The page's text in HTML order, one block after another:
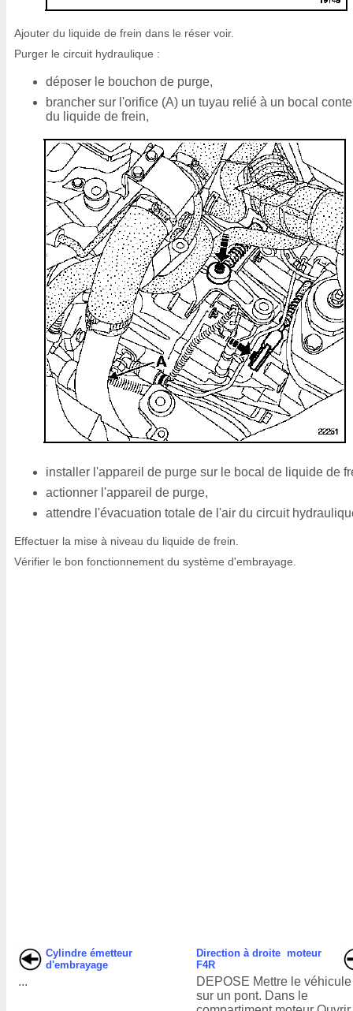
Ajouter du liquide de frein dans le réser voir.
Purger le circuit hydraulique :
déposer le bouchon de purge,
brancher sur l'orifice (A) un tuyau relié à un bocal
du liquide de frein,
installer l'appareil de purge sur le bocal de liquide de
actionner l'appareil de purge,
attendre l'évacuation totale de l'air du circuit
Effectuer la mise à niveau du liquide de frein.
Vérifier le bon fonctionnement du système d'embrayage.
Cylindre émetteur
d'embrayage
...
Direction à droite moteur
F4R
DEPOSE Mettre le véhicule
sur un pont. Dans le